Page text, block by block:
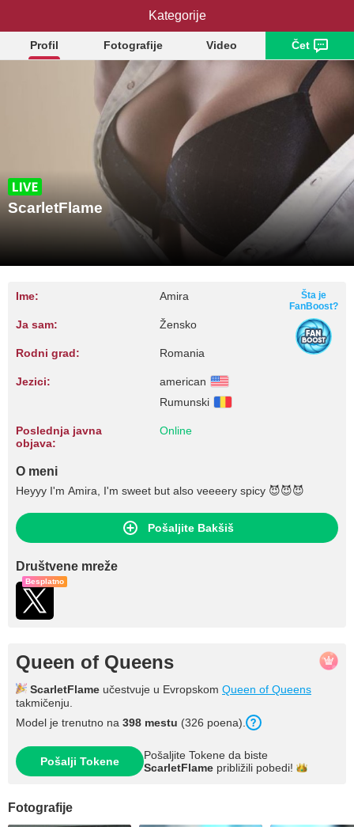
ScarletFlame
Profil Fotografije Video Čet
ScarletFlame
Ime: Amira
Ja sam: Žensko
Rodni grad: Romania
Jezici:
american
Rumunski
Poslednja javna
objava:
Online
Šta je
FanBoost?
O meni
Heyyy I'm Amira, I'm sweet but also veeeery spicy 😈😈😈
Pošaljite Bakšiš
Društvene mreže
Besplatno
Queen of Queens
ScarletFlame učestvuje u Evropskom Queen of Queens
takmičenju.
Model je trenutno na 398 mestu (326 poena).
Pošalji Tokene
Pošaljite Tokene da biste
ScarletFlame približili pobedi!
Fotografije
Kategorije